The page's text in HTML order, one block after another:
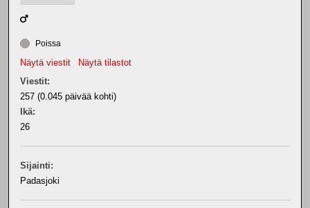
Poissa
Näytä viestit
Näytä tilastot
Viestit:
257 (0.045 päivää kohti)
Ikä:
26
Sijainti:
Padasjoki